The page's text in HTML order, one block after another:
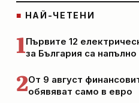
■ НАЙ-ЧЕТЕНИ
1Първите 12
за България са напълно
2От 9 август
обявяват само в евро